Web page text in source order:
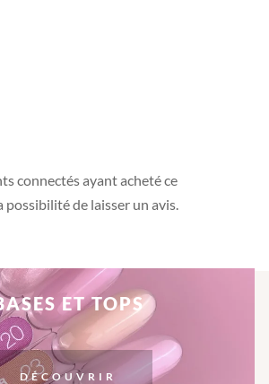
connectés ayant acheté ce
de laisser un avis.
ET TOPS
DÉCOUVRIR